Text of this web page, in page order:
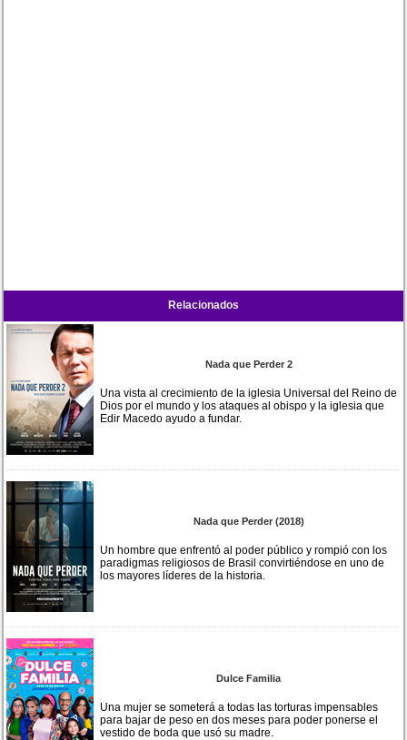
Relacionados
Nada que Perder 2
Una vista al crecimiento de la iglesia Universal del Reino de
Dios por el mundo y los ataques al obispo y la iglesia que
Edir Macedo ayudo a fundar.
Nada que Perder (2018)
Un hombre que enfrentó al poder público y rompió con los
paradigmas religiosos de Brasil convirtiéndose en uno de
los mayores líderes de la historia.
Dulce Familia
Una mujer se someterá a todas las torturas impensables
para bajar de peso en dos meses para poder ponerse el
vestido de boda que usó su madre.